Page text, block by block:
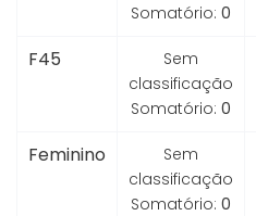
Somatório: 0
F45
Sem
classificação
Somatório: 0
Feminino
Sem
classificação
Somatório: 0